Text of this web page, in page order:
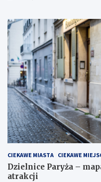
CIEKAWE MIASTA CIEKAWE
Dzielnice Paryża –
atrakcji